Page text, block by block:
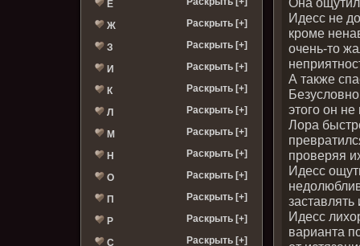
Е
Ж Раскрыть [+]
З Раскрыть [+]
И Раскрыть [+]
К Раскрыть [+]
Л Раскрыть [+]
М Раскрыть [+]
Н Раскрыть [+]
О Раскрыть [+]
П Раскрыть [+]
Р Раскрыть [+]
С Раскрыть [+]
Идесс не
кроме
очень-то
А также
этого он
Лора
проверяя
Идесс
Идесс
варианта